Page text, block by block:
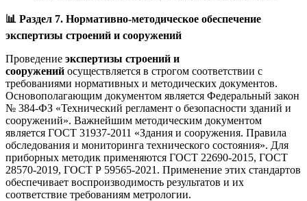
📊 Раздел 7. Нормативно-методическое обеспечение
экспертизы строений и сооружений
Проведение экспертизы строений и
сооружений осуществляется в строгом соответствии с
требованиями нормативных и методических документов.
Основополагающим документом является Федеральный закон
№ 384-ФЗ «Технический регламент о безопасности зданий и
сооружений». Важнейшим методическим документом
является ГОСТ 31937-2011 «Здания и сооружения. Правила
обследования и мониторинга технического состояния». Для
приборных методик применяются ГОСТ 22690-2015, ГОСТ
28570-2019, ГОСТ Р 59565-2021. Применение этих стандартов
обеспечивает воспроизводимость результатов и их
соответствие требованиям метрологии.